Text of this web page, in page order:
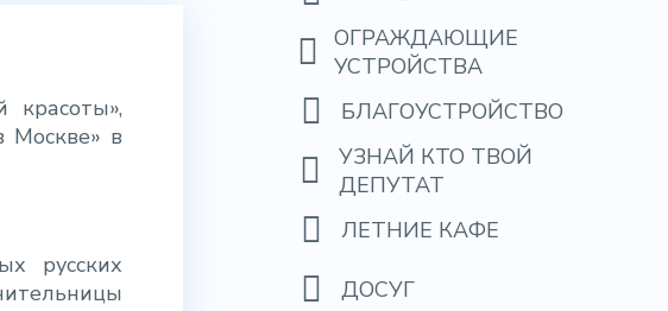
красоты»,
Москве» в
русских
ОГРАЖДАЮЩИЕ
УСТРОЙСТВА
БЛАГОУСТРОЙСТВО
УЗНАЙ КТО ТВОЙ
ДЕПУТАТ
ЛЕТНИЕ КАФЕ
ДОСУГ